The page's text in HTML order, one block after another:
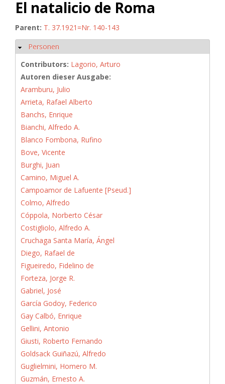
El natalicio de Roma
Parent: T. 37.1921=Nr. 140-143
Hide
Personen
Contributors: Lagorio, Arturo
Autoren dieser Ausgabe:
Aramburu, Julio
Arrieta, Rafael Alberto
Banchs, Enrique
Bianchi, Alfredo A.
Blanco Fombona, Rufino
Bove, Vicente
Burghi, Juan
Camino, Miguel A.
Campoamor de Lafuente [Pseud.]
Colmo, Alfredo
Cóppola, Norberto César
Costigliolo, Alfredo A.
Cruchaga Santa María, Ángel
Diego, Rafael de
Figueiredo, Fidelino de
Forteza, Jorge R.
Gabriel, José
García Godoy, Federico
Gay Calbó, Enrique
Gellini, Antonio
Giusti, Roberto Fernando
Goldsack Guiñazú, Alfredo
Guglielmini, Homero M.
Guzmán, Ernesto A.